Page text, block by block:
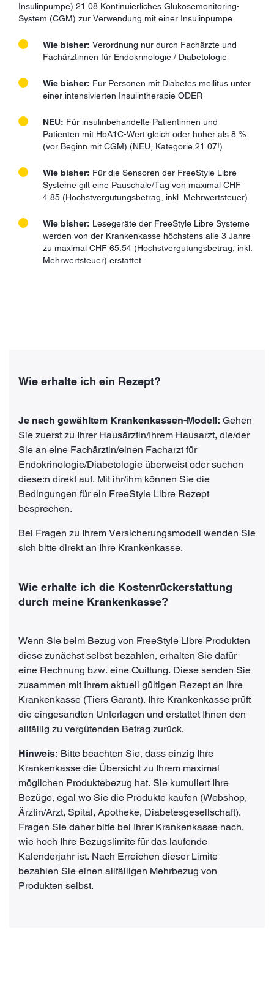
Insulinpumpe) 21.08 Kontinuierliches Glukosemonitoring-
System (CGM) zur Verwendung mit einer Insulinpumpe
Wie bisher: Verordnung nur durch Fachärzte und
Fachärztinnen für Endokrinologie / Diabetologie
Wie bisher: Für Personen mit Diabetes mellitus unter
einer intensivierten Insulintherapie ODER
NEU: Für insulinbehandelte Patientinnen und
Patienten mit HbA1C-Wert gleich oder höher als 8 %
(vor Beginn mit CGM) (NEU, Kategorie 21.07!)
Wie bisher: Für die Sensoren der FreeStyle Libre
Systeme gilt eine Pauschale/Tag von maximal CHF
4.85 (Höchstvergütungsbetrag, inkl. Mehrwertsteuer).
Wie bisher: Lesegeräte der FreeStyle Libre Systeme
werden von der Krankenkasse höchstens alle 3 Jahre
zu maximal CHF 65.54 (Höchstvergütungsbetrag, inkl.
Mehrwertsteuer) erstattet.
Wie erhalte ich ein Rezept?
Je nach gewähltem Krankenkassen-Modell: Gehen
Sie zuerst zu Ihrer Hausärztin/Ihrem Hausarzt, die/der
Sie an eine Fachärztin/einen Facharzt für
Endokrinologie/Diabetologie überweist oder suchen
diese:n direkt auf. Mit ihr/ihm können Sie die
Bedingungen für ein FreeStyle Libre Rezept
besprechen.
Bei Fragen zu Ihrem Versicherungsmodell wenden Sie
sich bitte direkt an Ihre Krankenkasse.
Wie erhalte ich die Kostenrückerstattung
durch meine Krankenkasse?
Wenn Sie beim Bezug von FreeStyle Libre Produkten
diese zunächst selbst bezahlen, erhalten Sie dafür
eine Rechnung bzw. eine Quittung. Diese senden Sie
zusammen mit Ihrem aktuell gültigen Rezept an Ihre
Krankenkasse (Tiers Garant). Ihre Krankenkasse prüft
die eingesandten Unterlagen und erstattet Ihnen den
allfällig zu vergütenden Betrag zurück.
Hinweis: Bitte beachten Sie, dass einzig Ihre
Krankenkasse die Übersicht zu Ihrem maximal
möglichen Produktebezug hat. Sie kumuliert Ihre
Bezüge, egal wo Sie die Produkte kaufen (Webshop,
Ärztin/Arzt, Spital, Apotheke, Diabetesgesellschaft).
Fragen Sie daher bitte bei Ihrer Krankenkasse nach,
wie hoch Ihre Bezugslimite für das laufende
Kalenderjahr ist. Nach Erreichen dieser Limite
bezahlen Sie einen allfälligen Mehrbezug von
Produkten selbst.